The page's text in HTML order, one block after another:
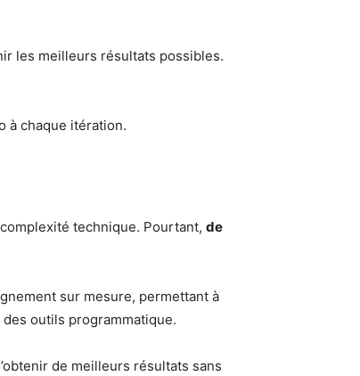
les meilleurs résultats possibles.
à chaque itération.
technique. Pourtant, de
sur mesure, permettant à
outils programmatique.
de meilleurs résultats sans